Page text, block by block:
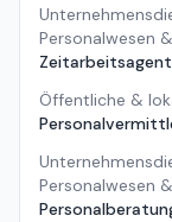
Personalwesen
Öffentliche &
Personalwesen